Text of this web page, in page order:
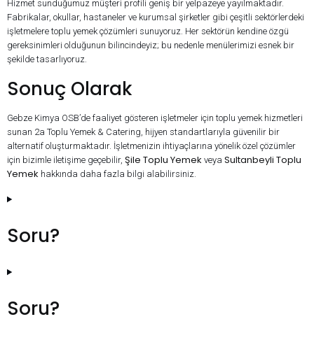
Hizmet sunduğumuz müşteri profili geniş bir yelpazeye yayılmaktadır.
Fabrikalar, okullar, hastaneler ve kurumsal şirketler gibi çeşitli sektörlerdeki
işletmelere toplu yemek çözümleri sunuyoruz. Her sektörün kendine özgü
gereksinimleri olduğunun bilincindeyiz; bu nedenle menülerimizi esnek bir
şekilde tasarlıyoruz.
Sonuç Olarak
Gebze Kimya OSB’de faaliyet gösteren işletmeler için toplu yemek hizmetleri
sunan 2a Toplu Yemek & Catering, hijyen standartlarıyla güvenilir bir
alternatif oluşturmaktadır. İşletmenizin ihtiyaçlarına yönelik özel çözümler
için bizimle iletişime geçebilir, Şile Toplu Yemek veya Sultanbeyli Toplu
Yemek hakkında daha fazla bilgi alabilirsiniz.
Soru?
Soru?